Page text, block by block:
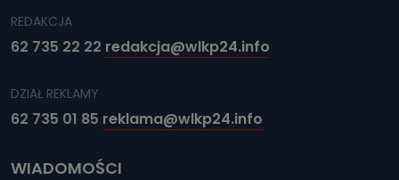
REDAKCJA
62 735 22 22 redakcja@wlkp24.info
DZIAŁ REKLAMY
62 735 01 85 reklama@wlkp24.info
WIADOMOŚCI